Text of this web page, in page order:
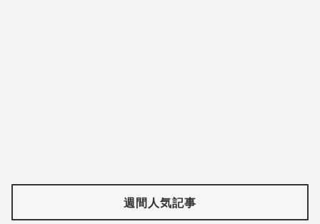
週間人気記事